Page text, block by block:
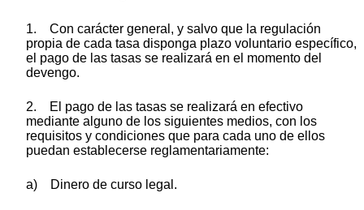
1. Con carácter general, y salvo que la regulación
propia de cada tasa disponga plazo voluntario específico,
el pago de las tasas se realizará en el momento del
devengo.
2. El pago de las tasas se realizará en efectivo
mediante alguno de los siguientes medios, con los
requisitos y condiciones que para cada uno de ellos
puedan establecerse reglamentariamente:
a) Dinero de curso legal.